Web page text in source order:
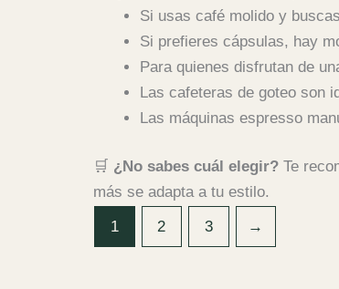
Si usas café molido y
Si prefieres cápsulas, hay
Para quienes disfrutan de
Las cafeteras de goteo son
Las máquinas espresso
🛒 ¿No sabes cuál elegir? Te
más se adapta a tu estilo.
1
2 3 →